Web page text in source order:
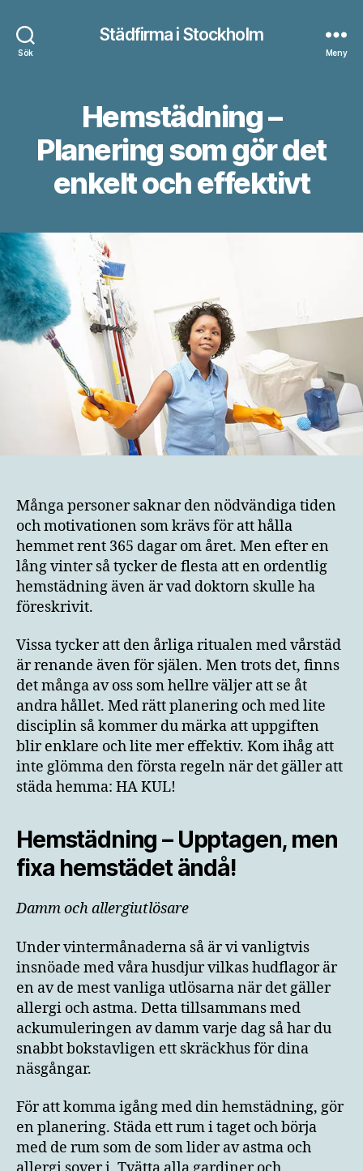
Sök
Städfirma i Stockholm
Meny
Hemstädning –
Planering som gör det
enkelt och effektivt
Många personer saknar den nödvändiga tiden
och motivationen som krävs för att hålla
hemmet rent 365 dagar om året. Men efter en
lång vinter så tycker de flesta att en ordentlig
hemstädning även är vad doktorn skulle ha
föreskrivit.
Vissa tycker att den årliga ritualen med vårstäd
är renande även för själen. Men trots det, finns
det många av oss som hellre väljer att se åt
andra hållet. Med rätt planering och med lite
disciplin så kommer du märka att uppgiften
blir enklare och lite mer effektiv. Kom ihåg att
inte glömma den första regeln när det gäller att
städa hemma: HA KUL!
Hemstädning – Upptagen, men
fixa hemstädet ändå!
Damm och allergiutlösare
Under vintermånaderna så är vi vanligtvis
insnöade med våra husdjur vilkas hudflagor är
en av de mest vanliga utlösarna när det gäller
allergi och astma. Detta tillsammans med
ackumuleringen av damm varje dag så har du
snabbt bokstavligen ett skräckhus för dina
näsgångar.
För att komma igång med din hemstädning, gör
en planering. Städa ett rum i taget och börja
med de rum som de som lider av astma och